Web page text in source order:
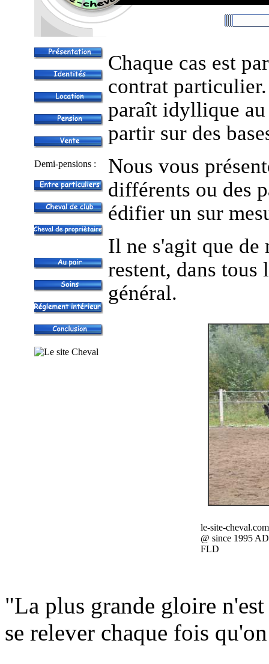
Demi-pensions :
Chaque cas est
contrat
paraît idyllique au
partir sur des
Nous vous
différents ou des
édifier un sur
Il ne s'agit que de
restent, dans
général.
le-site-cheval.com
@ since 1995
FLD
"La plus grande gloire
se relever chaque fois